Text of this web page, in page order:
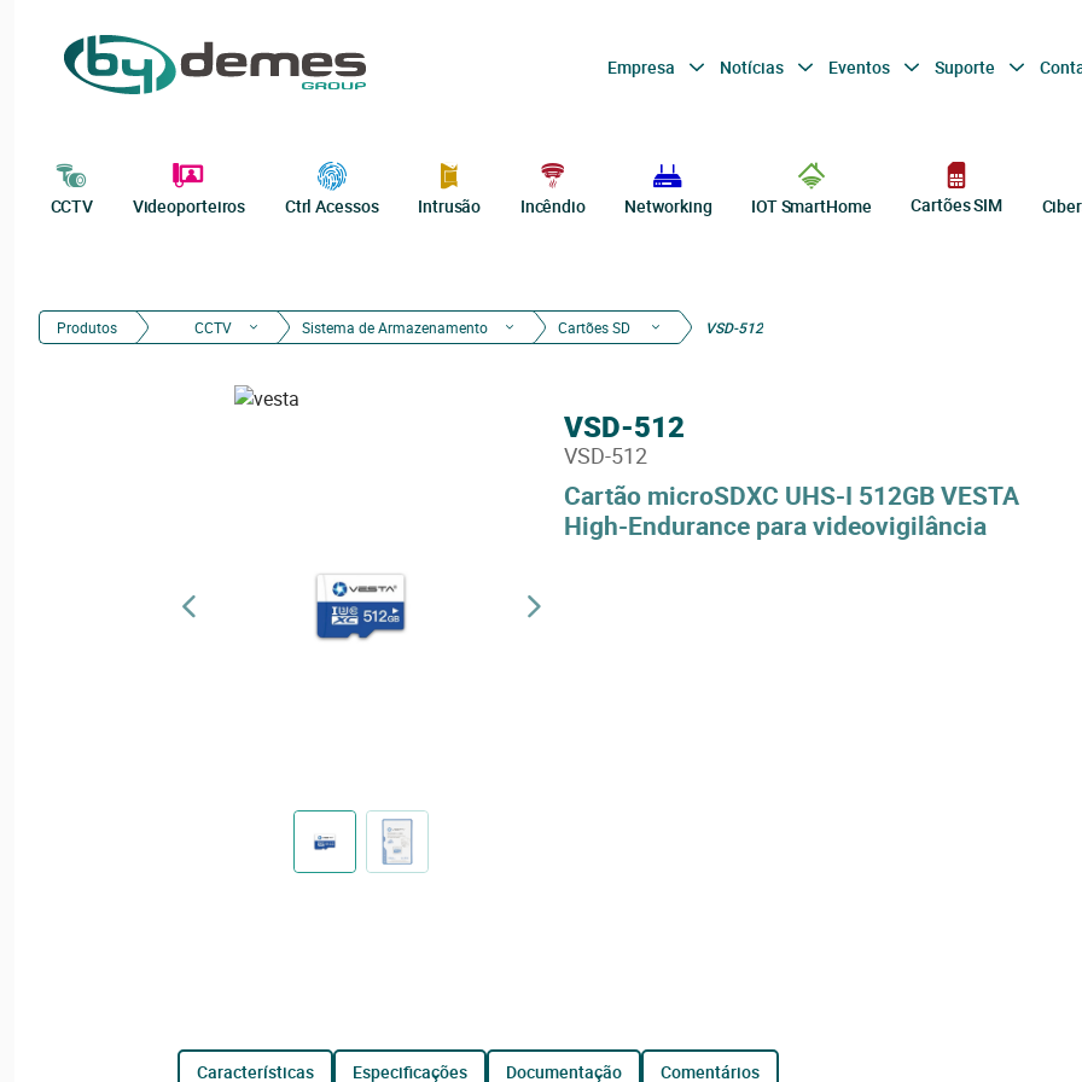
Empresa Notícias Eventos Suporte
CCTV Videoporteiros Ctrl Acessos Intrusão Incêndio Networking IOT SmartHome Cartões SIM
Produtos CCTV Sistema de Armazenamento Cartões SD VSD-512
Cartão microSDXC UHS-I 512GB VESTA
High-Endurance para videovigilância
VSD-512
VSD-512
características especificações documentação comentários